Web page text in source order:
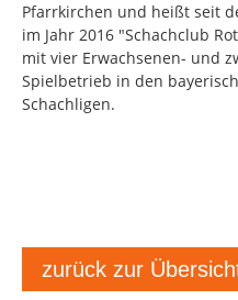
Pfarrkirchen und heißt seit
im Jahr 2016 "Schachclub
mit vier Erwachsenen- und
Spielbetrieb in den
Schachligen.
zurück zur